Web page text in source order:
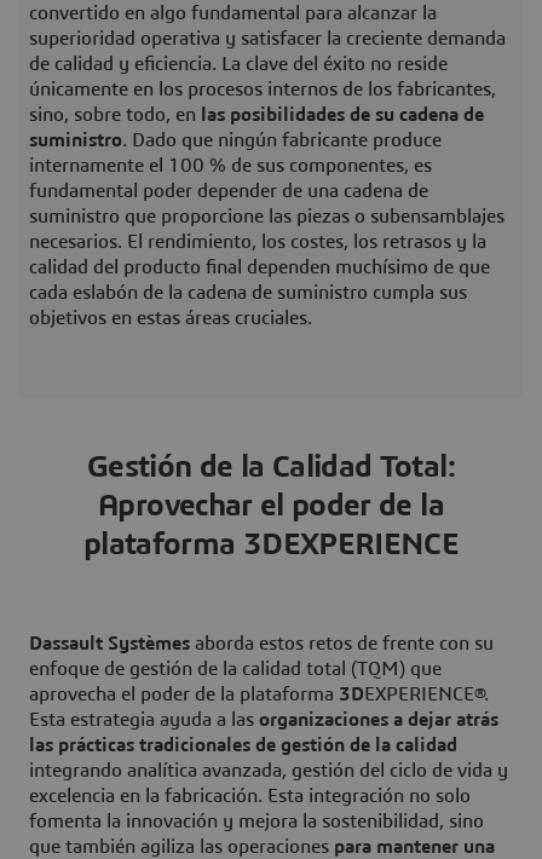
convertido en algo fundamental para alcanzar la
superioridad operativa y satisfacer la creciente demanda
de calidad y eficiencia. La clave del éxito no reside
únicamente en los procesos internos de los fabricantes,
sino, sobre todo, en
las posibilidades de su cadena de
suministro. Dado que ningún fabricante produce
internamente el 100 % de sus componentes, es
fundamental poder depender de una cadena de
suministro que proporcione las piezas o subensamblajes
necesarios. El rendimiento, los costes, los retrasos y la
calidad del producto final dependen muchísimo de que
cada eslabón de la cadena de suministro cumpla sus
objetivos en estas áreas cruciales.
Gestión de la Calidad Total:
Aprovechar el poder de la
plataforma 3DEXPERIENCE
Dassault Systèmes aborda estos retos de frente con su
enfoque de gestión de la calidad total (TQM) que
aprovecha el poder de la plataforma 3DEXPERIENCE®.
Esta estrategia ayuda a las organizaciones a dejar atrás
las prácticas tradicionales de gestión de la calidad
integrando analítica avanzada, gestión del ciclo de vida y
excelencia en la fabricación. Esta integración no solo
fomenta la innovación y mejora la sostenibilidad, sino
que también agiliza las operaciones para mantener una